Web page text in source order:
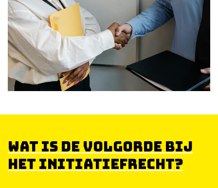
WAT IS DE VOLGORDE BIJ
HET INITIATIEFRECHT?